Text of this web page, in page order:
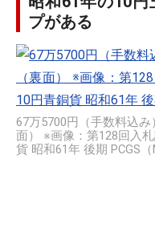
プがある
67万5700円（手数料込
面） ※画像：第128回入
貨 昭和61年 後期 PCGS（